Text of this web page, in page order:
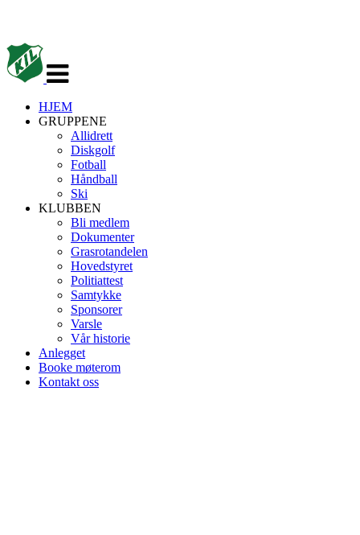
navigasjon
HJEM
GRUPPENE
Allidrett
Diskgolf
Fotball
Håndball
Ski
KLUBBEN
Bli medlem
Dokumenter
Grasrotandelen
Hovedstyret
Politiattest
Samtykke
Sponsorer
Varsle
Vår historie
Anlegget
Booke møterom
Kontakt oss